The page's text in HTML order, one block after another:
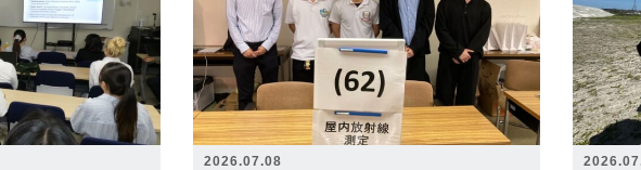
2026.07.08